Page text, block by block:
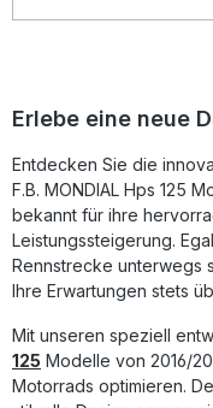
GPR Produkte
konzipiert; dennoch
eine Fachwerkstatt
Leistung und Drehmoment Deutlich reduziertes
Vergleich zur Serienanlage Sportlich-
für intensiveres Fahrerlebnis
Montagekonzept Entwickelt und hergestellt in Italien
Lieferumfang: GPR Decat Pipe Fahrzeugspezifische
Halterungen
Erlebe eine neue
Entdecken Sie die
F.B. MONDIAL Hps 125
bekannt für ihre
Leistungssteigerung.
Rennstrecke unterwegs
Ihre Erwartungen stets
Mit unseren speziell
125 Modelle von 2016/
Motorrads optimieren.